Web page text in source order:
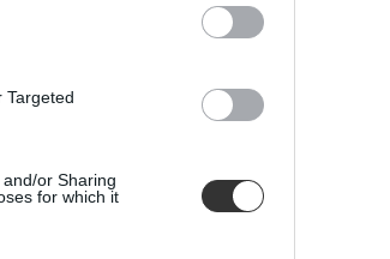
Targeted
or Sharing
for which it
szintjére kiterjesztett hiperaktivitás
megkerülhetetlen kihívást is előtérbe
szempontokat adni. Hana György
hallgatót érinthet a szabály
szájukat” – számolt be tapasztalatairól az